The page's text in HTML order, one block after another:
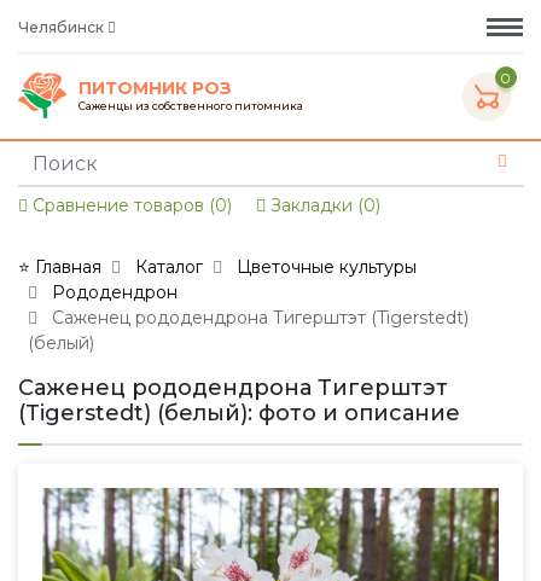
Челябинск
ПИТОМНИК РОЗ
Саженцы из собственного питомника
0
Сравнение товаров (0) Закладки (0)
⭐ Главная Каталог
Цветочные культуры
Рододендрон
Саженец рододендрона Тигерштэт (Tigerstedt)
(белый)
Саженец рододендрона Тигерштэт
(Tigerstedt) (белый): фото и описание